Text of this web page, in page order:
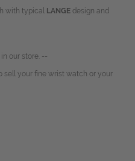
with typical LANGEdesign and
our store. --
sell your fine wrist watch or your